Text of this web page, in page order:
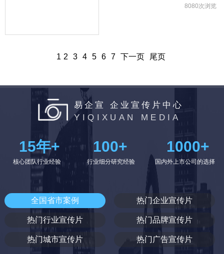
8080次浏览
1 2 3 4 5 6 7 下一页 尾页
易企宣 企业宣传片中心
YIQIXUAN MEDIA
15年+
核心团队行业经验
100+
行业细分研究经验
1000+
国内外上市公司的选择
全国省市案例 热门企业宣传片
热门行业宣传片 热门品牌宣传片
热门城市宣传片 热门广告宣传片